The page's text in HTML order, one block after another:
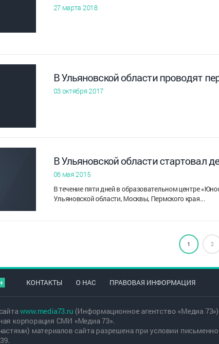
27 марта 2018
В Ульяновской области проводят
03 октября 2017
В Ульяновской области стартовал
06 мая 2015
В течение пяти дней в образовательном центре
Ульяновской области, Москвы, Пермского края...
1 2
КОНТАКТЫ О НАС ПРАВОВАЯ ИНФОРМАЦИЯ
www.media73.ru (Информационное агентство «Медиа
корпорация СМИ «Медиа 73».
материалов сайта разрешена при условии